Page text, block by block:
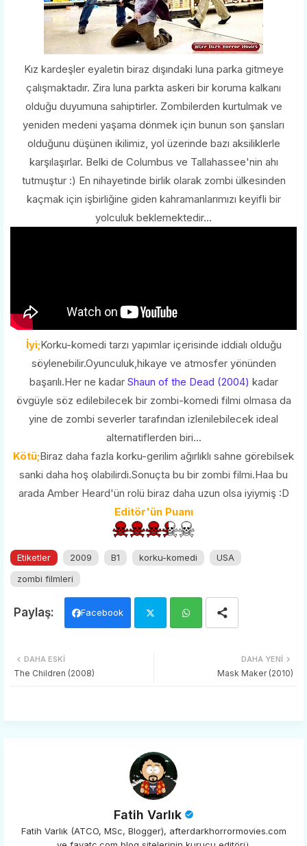
Kız kardeşler eyaletin biraz dışındaki luna parka gitmeye
çalışmaktadır. Zira luna parkta askeri bir koruma kalkanı
olduğu duyumuna sahiptirler. Zombilerden kurtulmak ve
yeniden medeni yaşama dönmek için bunun son şansları
olduğunu düşünen ikilimiz, yol üzerinde bazı aksiliklerle
karşılaşırlar. Belki de Columbus ve Tallahassee'nin ahı
tutmuştur :) En nihayetinde birlik olarak zombi ülkesinden
kaçmak için işbirliğine giden kahramanlarımızı keyifli bir
yolculuk beklemektedir...
İyi;Korku-komedi tarzı yapımlar içerisinde iddialı olduğu
söylenebilir.Oyunculuk,hikaye ve atmosfer yönünden
başarılı.Her ne kadar Shaun of the Dead (2004) kadar
övgüyle söz edilebilecek bir zombi-komedi filmi olmasa da
yine de zombi severler tarafından izlenilebilecek ideal
alternatiflerden biri...
Kötü;Biraz daha fazla korku-gerilim ağırlıklı sahne görebilsek
sanki daha hoş olabilirdi.Sonuçta bu bir zombi filmi.Haa bu
arada Amber Heard'ün rolü biraz daha uzun olsa iyiymiş :D
Editör'ün Puanı
Etiketler 2009 B1 korku-komedi
USA
zombi filmleri
Facebook
DAHA YENI
Mask Maker (2010)
DAHA ESKI
The Children (2008)
Fatih Varlık
Fatih Varlık (ATCO, MSc, Blogger), afterdarkhorrormovies.com